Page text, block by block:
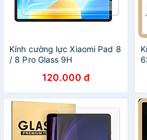
Kính cường lực Xiaomi Pad 8
/ 8 Pro Glass 9H
120.000 đ